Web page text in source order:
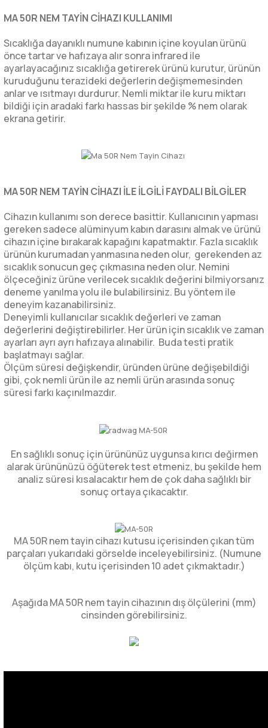
MA 50R NEM TAYİN CİHAZI KULLANIMI
Sıcaklığa dayanıklı numune kabının içine koyulan ürünü
önce tartar ve hafızaya alır sonra infrared ile
ayarlayacağınız sıcaklığa getirerek ürünü kurutur, ürünün
kuruduğunu terazideki değerlerin değişmemesinden
anlar ve ısıtmayı durdurur. Nemli miktar ile kuru miktarı
bildiği için aradaki farkı hassas bir şekilde % nem olarak
ekrana getirir.
MA 50R NEM TAYİN CİHAZI İLE İLGİLİ FAYDALI BİLGİLER
Cihazın kullanımı son derece basittir. Kullanıcının yapması
gereken sadece alüminyum kabın darasını almak ve ürünü
cihazın içine bırakarak kapağını kapatmaktır. Fazla sıcaklık
ürünün kurumadan yanmasına neden olur, gerekenden az
sıcaklık sonucun geç çıkmasına neden olur. Nemini
ölçeceğiniz ürüne verilecek sıcaklık değerini bilmiyorsanız
deneme yanılma yolu ile bulabilirsiniz. Bu yöntem ile
deneyim kazanabilirsiniz.
Deneyimli kullanıcılar sıcaklık değerleri ve zaman
değerlerini değiştirebilirler. Her ürün için sıcaklık ve zaman
ayarları ayrı ayrı hafızaya alınabilir. Buda testi pratik
başlatmayı sağlar.
Ölçüm süresi değişkendir, üründen ürüne değişebildiği
gibi, çok nemli ürün ile az nemli ürün arasında sonuç
süresi farkı kaçınılmazdır.
En sağlıklı sonuç için ürününüz uygunsa kırıcı değirmen
alarak ürününüzü öğüterek test etmeniz, bu şekilde hem
analiz süresi kısalacaktır hem de çok daha sağlıklı bir
sonuç ortaya çıkacaktır.
MA 50R nem tayin cihazı kutusu içerisinden çıkan tüm
parçaları yukarıdaki görselde inceleyebilirsiniz. (Numune
ölçüm kabı, kutu içerisinden 10 adet çıkmaktadır.)
Aşağıda MA 50R nem tayin cihazının dış ölçülerini (mm)
cinsinden görebilirsiniz.